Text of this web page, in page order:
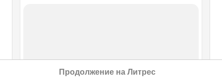
Продолжение на Литрес